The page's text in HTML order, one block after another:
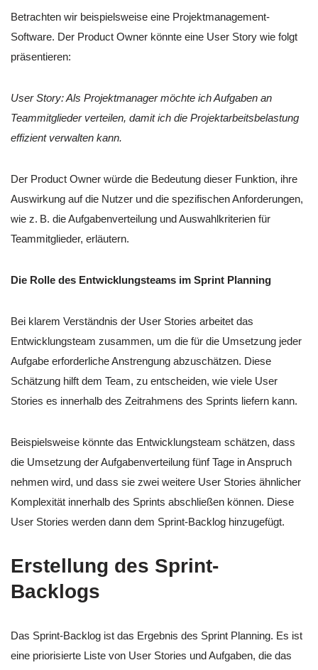
Betrachten wir beispielsweise eine Projektmanagement-
Software. Der Product Owner könnte eine User Story wie folgt
präsentieren:
User Story: Als Projektmanager möchte ich Aufgaben an
Teammitglieder verteilen, damit ich die Projektarbeitsbelastung
effizient verwalten kann.
Der Product Owner würde die Bedeutung dieser Funktion, ihre
Auswirkung auf die Nutzer und die spezifischen Anforderungen,
wie z. B. die Aufgabenverteilung und Auswahlkriterien für
Teammitglieder, erläutern.
Die Rolle des Entwicklungsteams im Sprint Planning
Bei klarem Verständnis der User Stories arbeitet das
Entwicklungsteam zusammen, um die für die Umsetzung jeder
Aufgabe erforderliche Anstrengung abzuschätzen. Diese
Schätzung hilft dem Team, zu entscheiden, wie viele User
Stories es innerhalb des Zeitrahmens des Sprints liefern kann.
Beispielsweise könnte das Entwicklungsteam schätzen, dass
die Umsetzung der Aufgabenverteilung fünf Tage in Anspruch
nehmen wird, und dass sie zwei weitere User Stories ähnlicher
Komplexität innerhalb des Sprints abschließen können. Diese
User Stories werden dann dem Sprint-Backlog hinzugefügt.
Erstellung des Sprint-
Backlogs
Das Sprint-Backlog ist das Ergebnis des Sprint Planning. Es ist
eine priorisierte Liste von User Stories und Aufgaben, die das